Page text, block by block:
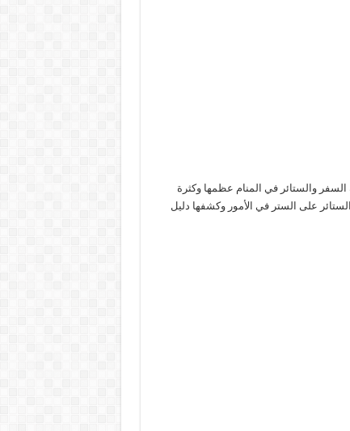
والستائر في المنام عظمها وكثرة
على الستر في الأمور وكشفها دليل